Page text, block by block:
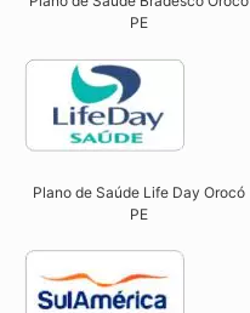
PE
Plano de Saúde Life Day Orocó
PE